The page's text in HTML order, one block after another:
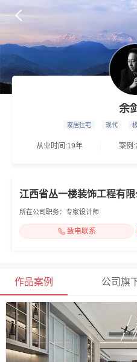
余
家居住宅 现代
从业时间:19年 案例
江西省丛一楼装饰工程有
所在公司职务：专家设计师
致电联系
作品案例 公司旗